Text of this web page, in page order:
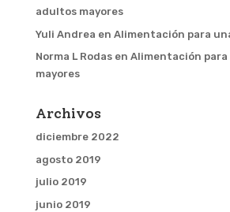
adultos mayores
Yuli Andrea en Alimentación para
Norma L Rodasen Alimentación
mayores
Archivos
diciembre 2022
agosto 2019
julio 2019
junio 2019